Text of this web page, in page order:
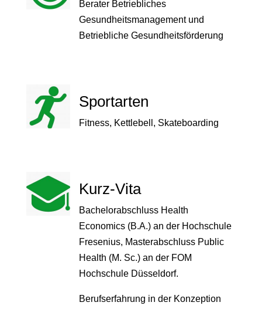
Berater Betriebliches
Gesundheitsmanagement und
Betriebliche Gesundheitsförderung
Sportarten
Fitness, Kettlebell, Skateboarding
Kurz-Vita
Bachelorabschluss Health
Economics (B.A.) an der Hochschule
Fresenius, Masterabschluss Public
Health (M. Sc.) an der FOM
Hochschule Düsseldorf.
Berufserfahrung in der Konzeption